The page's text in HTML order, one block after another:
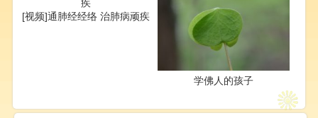
[视频]通肺经经络 治肺病顽疾
学佛人的孩子